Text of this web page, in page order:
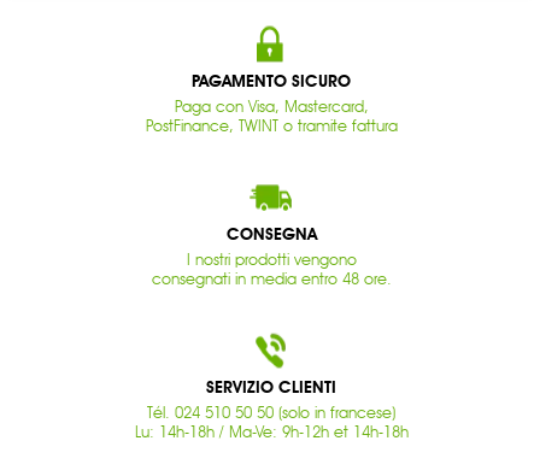
PAGAMENTO SICURO
Paga con Visa, Mastercard,
PostFinance, TWINT o tramite fattura
CONSEGNA
I nostri prodotti vengono
consegnati in media entro 48 ore.
SERVIZIO CLIENTI
Tél. 024 510 50 50 (solo in francese)
Lu: 14h-18h / Ma-Ve: 9h-12h et 14h-18h